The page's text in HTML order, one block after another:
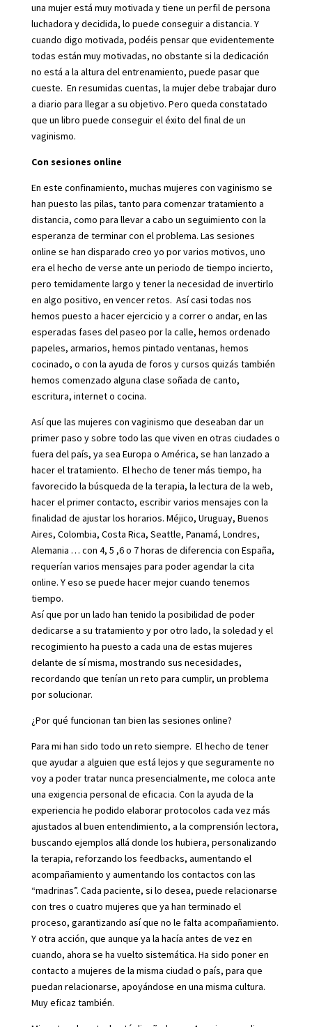
una mujer está muy motivada y tiene un perfil de persona
luchadora y decidida, lo puede conseguir a distancia. Y
cuando digo motivada, podéis pensar que evidentemente
todas están muy motivadas, no obstante si la dedicación
no está a la altura del entrenamiento, puede pasar que
cueste. En resumidas cuentas, la mujer debe trabajar duro
a diario para llegar a su objetivo. Pero queda constatado
que un libro puede conseguir el éxito del final de un
vaginismo.
Con sesiones online
En este confinamiento, muchas mujeres con vaginismo se
han puesto las pilas, tanto para comenzar tratamiento a
distancia, como para llevar a cabo un seguimiento con la
esperanza de terminar con el problema. Las sesiones
online se han disparado creo yo por varios motivos, uno
era el hecho de verse ante un periodo de tiempo incierto,
pero temidamente largo y tener la necesidad de invertirlo
en algo positivo, en vencer retos. Así casi todas nos
hemos puesto a hacer ejercicio y a correr o andar, en las
esperadas fases del paseo por la calle, hemos ordenado
papeles, armarios, hemos pintado ventanas, hemos
cocinado, o con la ayuda de foros y cursos quizás también
hemos comenzado alguna clase soñada de canto,
escritura, internet o cocina.
Así que las mujeres con vaginismo que deseaban dar un
primer paso y sobre todo las que viven en otras ciudades o
fuera del país, ya sea Europa o América, se han lanzado a
hacer el tratamiento. El hecho de tener más tiempo, ha
favorecido la búsqueda de la terapia, la lectura de la web,
hacer el primer contacto, escribir varios mensajes con la
finalidad de ajustar los horarios. Méjico, Uruguay, Buenos
Aires, Colombia, Costa Rica, Seattle, Panamá, Londres,
Alemania … con 4, 5 ,6 o 7 horas de diferencia con España,
requerían varios mensajes para poder agendar la cita
online. Y eso se puede hacer mejor cuando tenemos
tiempo.
Así que por un lado han tenido la posibilidad de poder
dedicarse a su tratamiento y por otro lado, la soledad y el
recogimiento ha puesto a cada una de estas mujeres
delante de sí misma, mostrando sus necesidades,
recordando que tenían un reto para cumplir, un problema
por solucionar.
¿Por qué funcionan tan bien las sesiones online?
Para mi han sido todo un reto siempre. El hecho de tener
que ayudar a alguien que está lejos y que seguramente no
voy a poder tratar nunca presencialmente, me coloca ante
una exigencia personal de eficacia. Con la ayuda de la
experiencia he podido elaborar protocolos cada vez más
ajustados al buen entendimiento, a la comprensión lectora,
buscando ejemplos allá donde los hubiera, personalizando
la terapia, reforzando los feedbacks, aumentando el
acompañamiento y aumentando los contactos con las
“madrinas”. Cada paciente, si lo desea, puede relacionarse
con tres o cuatro mujeres que ya han terminado el
proceso, garantizando así que no le falta acompañamiento.
Y otra acción, que aunque ya la hacía antes de vez en
cuando, ahora se ha vuelto sistemática. Ha sido poner en
contacto a mujeres de la misma ciudad o país, para que
puedan relacionarse, apoyándose en una misma cultura.
Muy eficaz también.